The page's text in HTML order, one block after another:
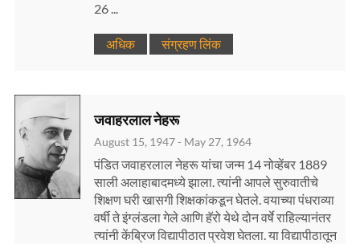
26 ...
अधिक संग्रहण लिंक
जवाहरलाल नेहरू
August 15, 1947 - May 27, 1964
पंडित जवाहरलाल नेहरू यांचा जन्म 14 नोव्हेंबर 1889
साली अलाहाबादमध्ये झाला. त्यांनी आपले सुरुवातीचे
शिक्षण घरी खासगी शिक्षकांकडून घेतले. वयाच्या पंधराव्या
वर्षी ते इंग्लंडला गेले आणि हॅरो येथे दोन वर्षे राहिल्यानंतर
त्यांनी केंब्रिज विद्यापीठात प्रवेश घेतला. या विद्यापीठातून